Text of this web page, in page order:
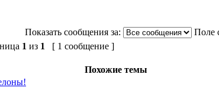
Показать сообщения за:
Поле
1 из 1 [ 1 сообщение ]
Похожие темы